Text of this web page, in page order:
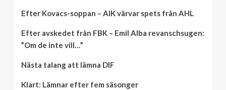
Efter Kovacs-soppan – AIK värvar spets från AHL
Efter avskedet från FBK – Emil Alba revanschsugen:
”Om de inte vill…”
Nästa talang att lämna DIF
Klart: Lämnar efter fem säsonger